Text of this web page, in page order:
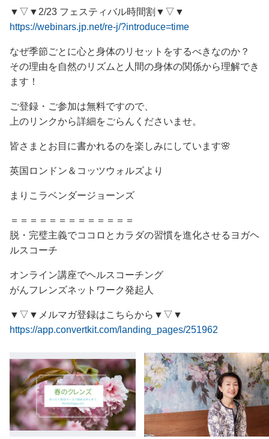
▼▽▼2/23 フェスティバル時間割▼▽▼
https://webinars.jp.net/re-j/?introduce=time
なぜ季節ごとに心と身体のリセットをするべきなのか？
その理由を自然のリズムと人間の身体の関係から理解でき
ます！
ご登録・ご参加は無料ですので、
上のリンクから詳細をごらんくださいませ。
皆さまとお目に書かれるのを楽しみにしています🌸
英国ロンドン＆コッツウォルズより
まりこラベンダージョーンズ
＝＝＝＝＝＝＝＝＝＝＝＝＝
脱・完璧主義でココロとカラダの習慣を進化させるヨガヘ
ルスコーチ
オンライン講座でヘルスコーチング
がんフレンズネットワーク発起人
▼▽▼メルマガ登録はこちらから▼▽▼
https://app.convertkit.com/landing_pages/251962